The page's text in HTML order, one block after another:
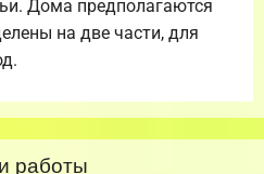
Дома предполагаются
на две части, для
работы